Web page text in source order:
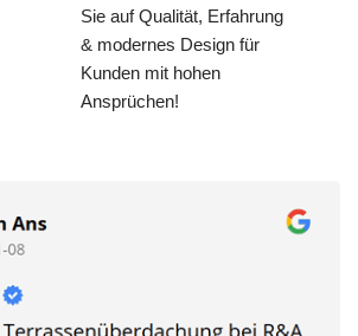
Sie auf Qualität, Erfahrung
& modernes Design für
Kunden mit hohen
Ansprüchen!